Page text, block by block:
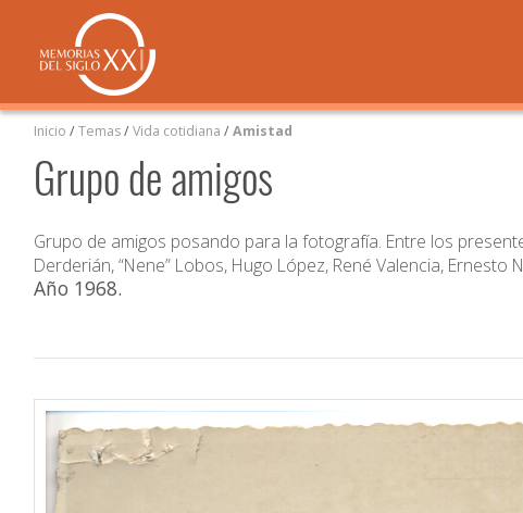
Inicio /Temas/Vida cotidiana/Amistad
Grupo de amigos
Grupo de amigos posando para la fotografía. Entre los
Derderián, “Nene” Lobos, Hugo López, René Valencia,
Año 1968.